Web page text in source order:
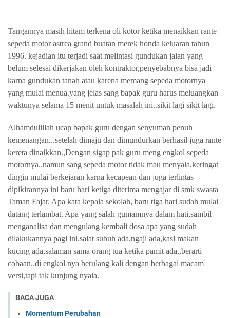
Tangannya masih hitam terkena oli kotor ketika menaikkan rante
sepeda motor astrea grand buatan merek honda keluaran tahun
1996. kejadian itu terjadi saat melintasi gundukan jalan yang
belum selesai dikerjakan oleh kontraktor,penyebabnya bisa jadi
karna gundukan tanah atau karena memang sepeda motornya
yang mulai menua.yang jelas sang bapak guru harus meluangkan
waktunya selama 15 menit untuk masalah ini..sikit lagi sikit lagi.
Alhamdulillah ucap bapak guru dengan senyuman penuh
kemenangan...setelah dimaju dan dimundurkan berhasil juga rante
kereta dinaikkan.,Dengan sigap pak guru meng engkol sepeda
motornya..namun sang sepeda motor tidak mau menyala.keringat
dingin mulai berkejaran karna kecapean dan juga terlintas
dipikirannya ini baru hari ketiga diterima mengajar di smk swasta
Taman Fajar. Apa kata kepala sekolah, baru tiga hari sudah mulai
datang terlambat. Apa yang salah gumamnya dalam hati,sambil
menganalisa dan mengulang kembali dosa apa yang sudah
dilakukannya pagi ini.salat subuh ada,ngaji ada,kasi makan
kucing ada,salaman sama orang tua ketika pamit ada,,berarti
cobaan..di engkol nya berulang kali dengan berbagai macam
versi,tapi tak kunjung nyala.
BACA JUGA
Momentum Perubahan